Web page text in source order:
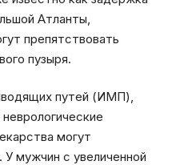
Атланты,
препятствовать
пузыря.
путей (ИМП),
могут
У мужчин с увеличенной